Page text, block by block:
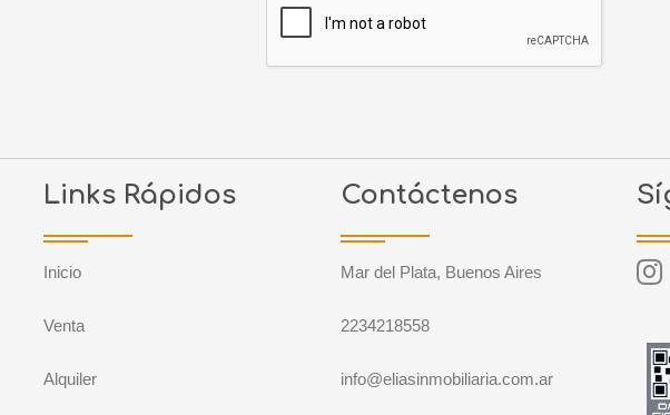
Links Rápidos
Inicio
Venta
Alquiler
Contáctenos
Mar del Plata, Buenos Aires
2234218558
info@eliasinmobiliaria.com.ar